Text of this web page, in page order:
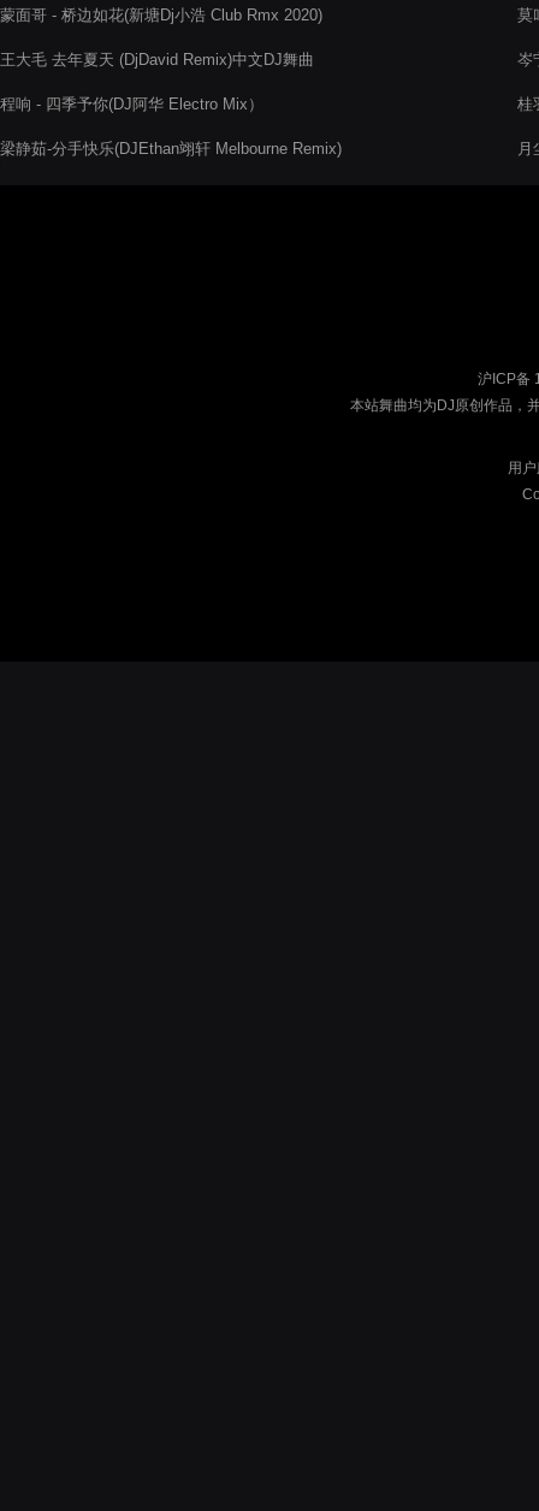
蒙面哥 - 桥边如花(新塘Dj小浩 Club Rmx 2020)
王大毛 去年夏天 (DjDavid Remix)中文DJ舞曲
程响 - 四季予你(DJ阿华 Electro Mix）
梁静茹-分手快乐(DJEthan翊轩 Melbourne Remix)
莫
岑
桂
月
沪ICP备
本站舞曲均为DJ原创作品，
用